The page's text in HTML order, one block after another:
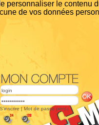
personnaliser le contenu
de vos données
S'inscrire | Mot de passe perdu